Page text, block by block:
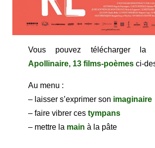
Vous pouvez télécharger la
Apollinaire, 13 films-poèmesci-
Au menu :
– laisser s’exprimer son imaginaire
– faire vibrer ces tympans
– mettre la main à la pâte